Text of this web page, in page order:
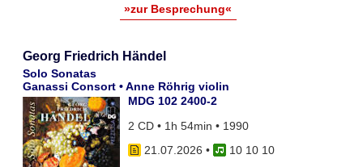
»zur Besprechung«
Georg Friedrich Händel
Solo Sonatas
Ganassi Consort • Anne Röhrig violin
MDG 102 2400-2
2 CD • 1h 54min • 1990
21.07.2026 •
10 10 10